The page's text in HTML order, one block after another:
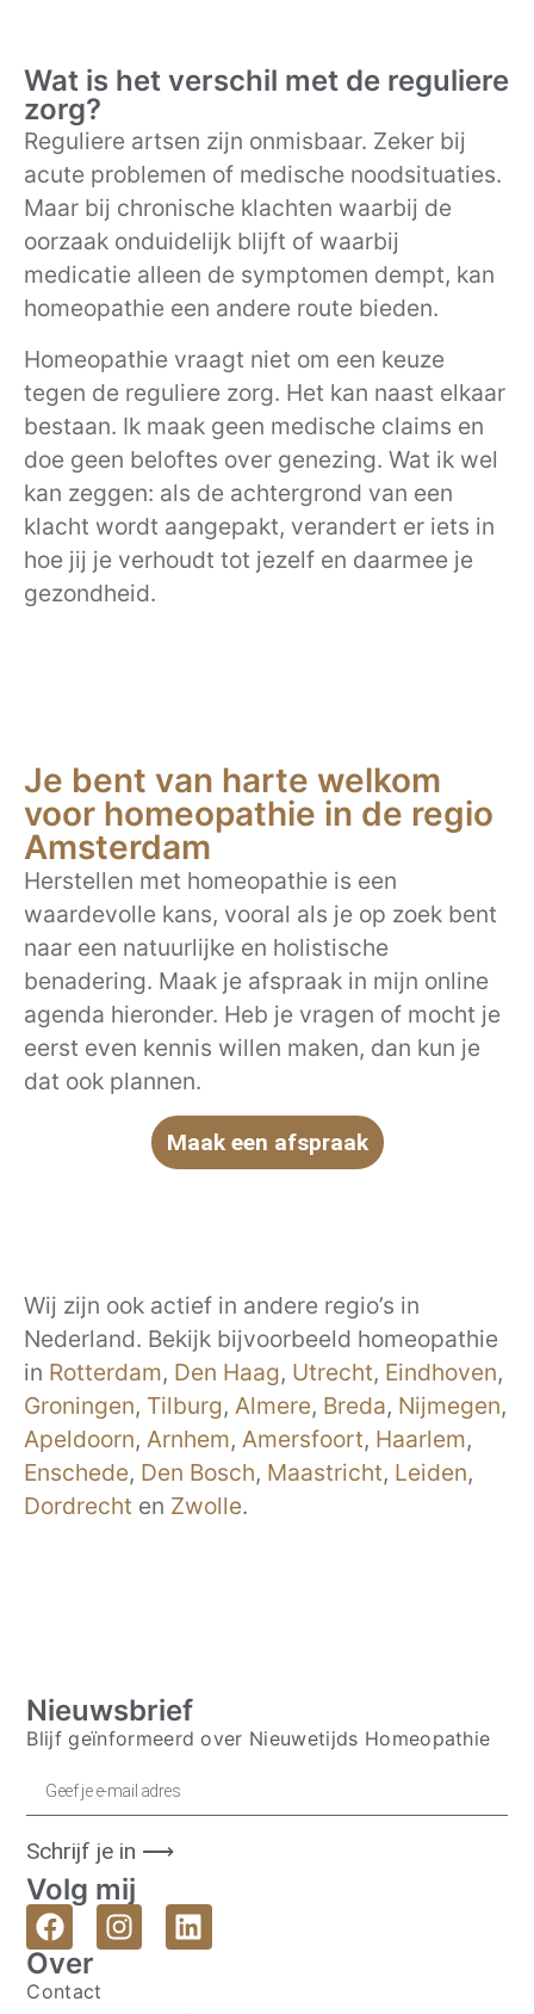
Wat is het verschil met de reguliere
zorg?
Reguliere artsen zijn onmisbaar. Zeker bij
acute problemen of medische noodsituaties.
Maar bij chronische klachten waarbij de
oorzaak onduidelijk blijft of waarbij
medicatie alleen de symptomen dempt, kan
homeopathie een andere route bieden.
Homeopathie vraagt niet om een keuze
tegen de reguliere zorg. Het kan naast elkaar
bestaan. Ik maak geen medische claims en
doe geen beloftes over genezing. Wat ik wel
kan zeggen: als de achtergrond van een
klacht wordt aangepakt, verandert er iets in
hoe jij je verhoudt tot jezelf en daarmee je
gezondheid.
Je bent van harte welkom
voor homeopathie in de regio
Amsterdam
Herstellen met homeopathie is een
waardevolle kans, vooral als je op zoek bent
naar een natuurlijke en holistische
benadering. Maak je afspraak in mijn online
agenda hieronder. Heb je vragen of mocht je
eerst even kennis willen maken, dan kun je
dat ook plannen.
Maak een afspraak
Wij zijn ook actief in andere regio’s in
Nederland. Bekijk bijvoorbeeld homeopathie
in Rotterdam, Den Haag, Utrecht, Eindhoven,
Groningen, Tilburg, Almere, Breda, Nijmegen,
Apeldoorn, Arnhem, Amersfoort, Haarlem,
Enschede, Den Bosch, Maastricht, Leiden,
Dordrecht en Zwolle.
Nieuwsbrief
Blijf geïnformeerd over Nieuwetijds Homeopathie
Schrijf je in ⟶
Volg mij
Over
Contact